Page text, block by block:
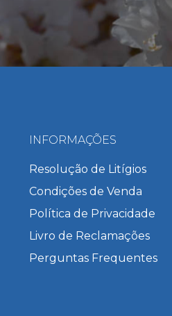
INFORMAÇÕES
Resolução de Litígios
Condições de Venda
Política de Privacidade
Livro de Reclamações
Perguntas Frequentes